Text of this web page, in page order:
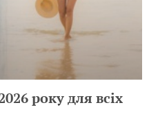
року для всіх